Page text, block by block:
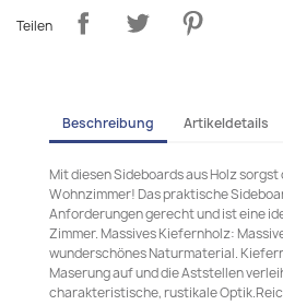
Teilen
Beschreibung Artikeldetails
Mit diesen Sideboards aus Holz
Wohnzimmer! Das praktische
Anforderungen gerecht und ist eine
Zimmer. Massives Kiefernholz:
wunderschönes Naturmaterial.
Maserung auf und die Aststellen
charakteristische, rustikale